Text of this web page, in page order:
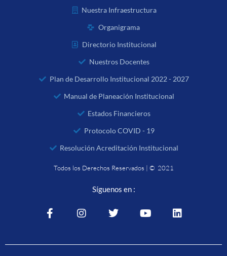
Nuestra Infraestructura
Organigrama
Directorio Institucional
Nuestros Docentes
Plan de Desarrollo Institucional 2022 - 2027
Manual de Planeación Institucional
Estados Financieros
Protocolo COVID - 19
Resolución Acreditación Institucional
Todos los Derechos Reservados | © 2021
Síguenos en :